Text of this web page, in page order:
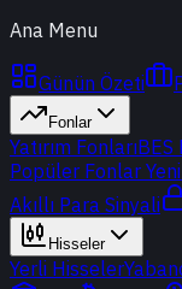
Ana Menu
Günün Özeti
Fonlar
Yatırım FonlarıBES
Popüler Fonlar Yeni
Akıllı Para Sinyali
Hisseler
Yerli Hisseler